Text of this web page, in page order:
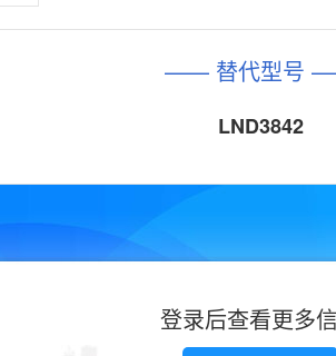
—— 替代型号
LND3842
登录后查看更多